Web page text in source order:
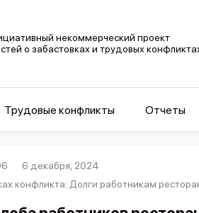
некоммерческий проект
о забастовках и трудовых
Трудовые конфликты Отчеты
6 декабря, 2024
конфликта: Долги работникам